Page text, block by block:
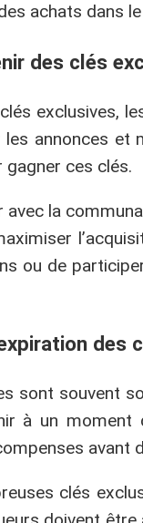
achats dans
des clés
exclusives,
annonces et
ces clés.
avec la
ou de
des
sont souvent
à un moment
avant
clés